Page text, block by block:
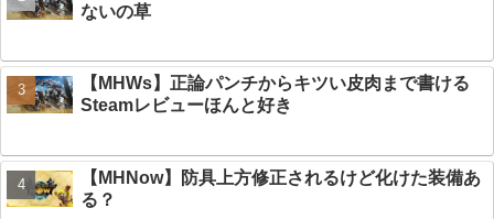
ないの草
【MHWs】正論パンチからキツい皮肉まで書ける
Steamレビューほんと好き
【MHNow】防具上方修正されるけど化けた装備あ
る？